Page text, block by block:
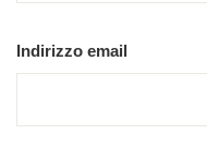
Indirizzo email